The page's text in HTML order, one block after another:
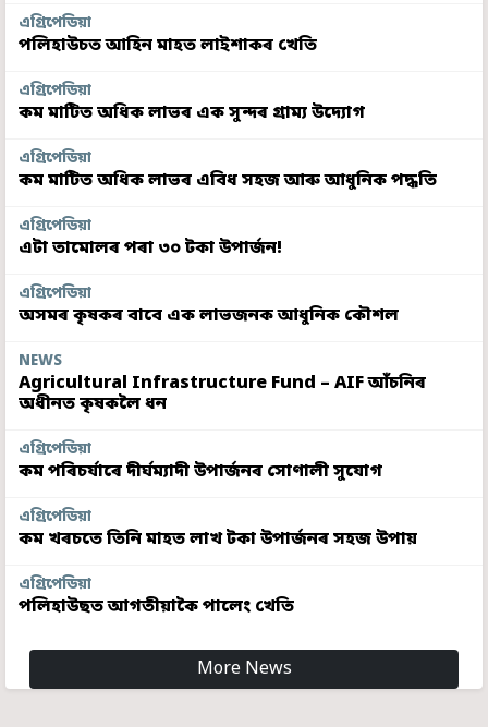
এগ্ৰিপেডিয়া
পলিহাউচত আহিন মাহত লাইশাকৰ খেতি
এগ্ৰিপেডিয়া
কম মাটিত অধিক লাভৰ এক সুন্দৰ গ্ৰাম্য উদ্যোগ
এগ্ৰিপেডিয়া
কম মাটিত অধিক লাভৰ এবিধ সহজ আৰু আধুনিক পদ্ধতি
এগ্ৰিপেডিয়া
এটা তামোলৰ পৰা ৩০ টকা উপাৰ্জন!
এগ্ৰিপেডিয়া
অসমৰ কৃষকৰ বাবে এক লাভজনক আধুনিক কৌশল
NEWS
Agricultural Infrastructure Fund – AIF আঁচনিৰ
অধীনত কৃষকলৈ ধন
এগ্ৰিপেডিয়া
কম পৰিচৰ্যাৰে দীৰ্ঘম্যাদী উপাৰ্জনৰ সোণালী সুযোগ
এগ্ৰিপেডিয়া
কম খৰচতে তিনি মাহত লাখ টকা উপাৰ্জনৰ সহজ উপায়
এগ্ৰিপেডিয়া
পলিহাউছত আগতীয়াকৈ পালেং খেতি
More News